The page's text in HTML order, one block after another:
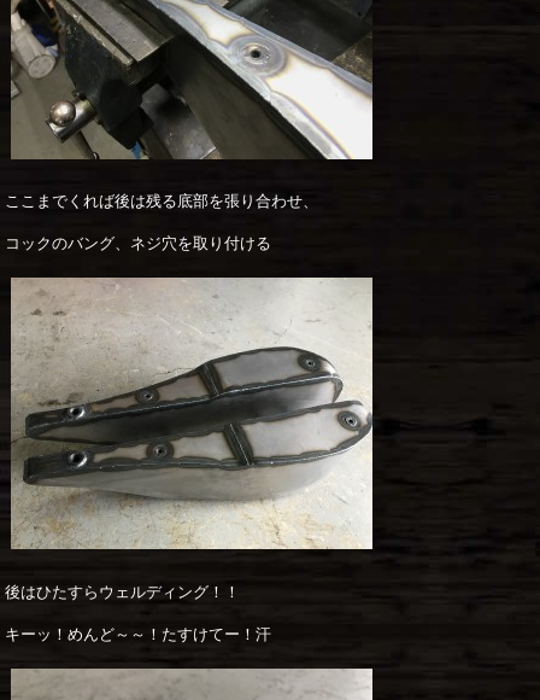
ここまでくれば後は残る底部を張り合わせ、
コックのバング、ネジ穴を取り付ける
後はひたすらウェルディング！！
キーッ！めんど～～！たすけてー！汗